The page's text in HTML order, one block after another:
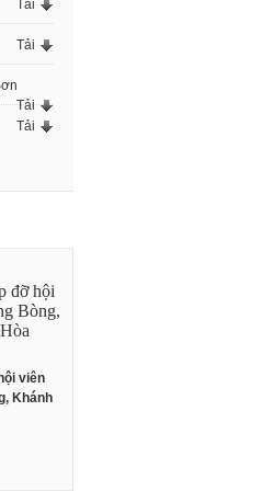
Tải
Tải
Tải
Tải
viên
Khánh